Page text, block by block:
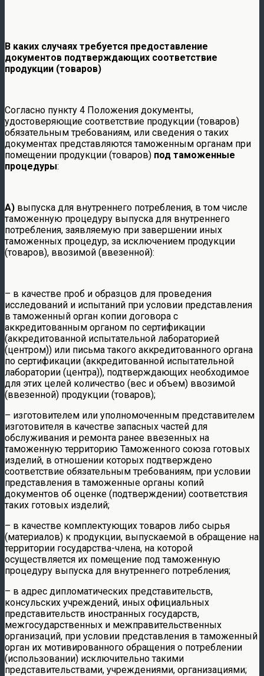
В каких случаях требуется предоставление
документов подтверждающих соответствие
продукции (товаров)
Согласно пункту 4 Положения документы,
удостоверяющие соответствие продукции (товаров)
обязательным требованиям, или сведения о таких
документах представляются таможенным органам при
помещении продукции (товаров) под таможенные
процедуры:
А) выпуска для внутреннего потребления, в том числе
таможенную процедуру выпуска для внутреннего
потребления, заявляемую при завершении иных
таможенных процедур, за исключением продукции
(товаров), ввозимой (ввезенной):
– в качестве проб и образцов для проведения
исследований и испытаний при условии представления
в таможенный орган копии договора с
аккредитованным органом по сертификации
(аккредитованной испытательной лабораторией
(центром)) или письма такого аккредитованного органа
по сертификации (аккредитованной испытательной
лаборатории (центра)), подтверждающих необходимое
для этих целей количество (вес и объем) ввозимой
(ввезенной) продукции (товаров);
– изготовителем или уполномоченным представителем
изготовителя в качестве запасных частей для
обслуживания и ремонта ранее ввезенных на
таможенную территорию Таможенного союза готовых
изделий, в отношении которых подтверждено
соответствие обязательным требованиям, при условии
представления в таможенные органы копий
документов об оценке (подтверждении) соответствия
таких готовых изделий;
– в качестве комплектующих товаров либо сырья
(материалов) к продукции, выпускаемой в обращение на
территории государства-члена, на которой
осуществляется их помещение под таможенную
процедуру выпуска для внутреннего потребления;
– в адрес дипломатических представительств,
консульских учреждений, иных официальных
представительств иностранных государств,
межгосударственных и межправительственных
организаций, при условии представления в таможенный
орган их мотивированного обращения о потреблении
(использовании) исключительно такими
представительствами, учреждениями, организациями;